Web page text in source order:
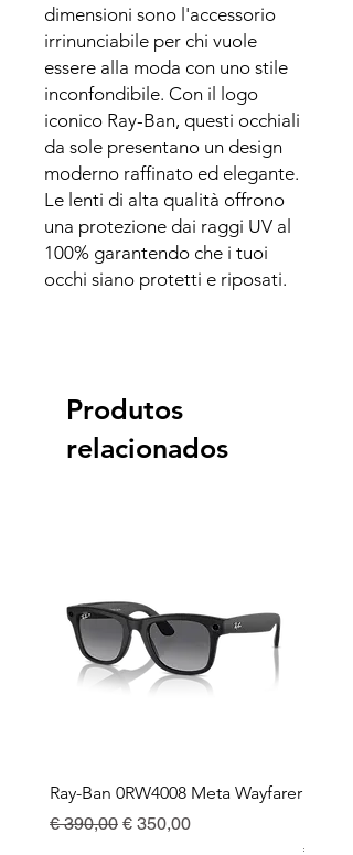
dimensioni sono l'accessorio
irrinunciabile per chi vuole
essere alla moda con uno stile
inconfondibile. Con il logo
iconico Ray-Ban, questi occhiali
da sole presentano un design
moderno raffinato ed elegante.
Le lenti di alta qualità offrono
una protezione dai raggi UV al
100% garantendo che i tuoi
occhi siano protetti e riposati.
Produtos
relacionados
Ray-Ban 0RW4008 Meta Wayfarer
Preço normal
€ 390,00 Preço promocional
€ 350,00
Preço
€